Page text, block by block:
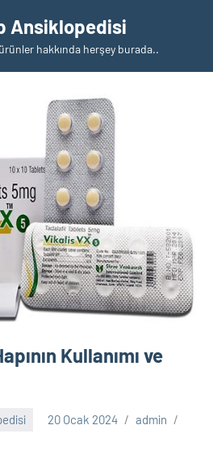
Ansiklopedisi
hakkında herşey burada..
Kullanımı ve
20 Ocak 2024
admin